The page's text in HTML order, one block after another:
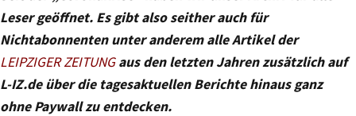
Leser geöffnet. Es gibt also seither auch für
Nichtabonnenten unter anderem alle Artikel der
LEIPZIGER ZEITUNGaus den letzten Jahren zusätzlich auf
L-IZ.de über die tagesaktuellen Berichte hinaus ganz
ohne Paywall zu entdecken.